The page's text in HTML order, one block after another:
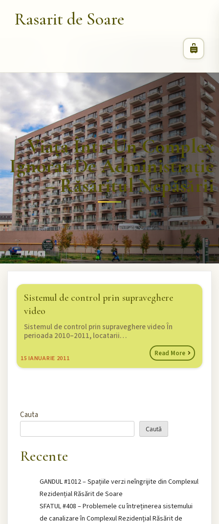
Rasarit de Soare
Viața Într-Un Complex
Ignorat De Administrație
– Răsăritul Nepăsării
Sistemul de control prin supraveghere
video
15 IANUARIE 2011
Sistemul de control prin supraveghere video În
perioada 2010–2011, locatarii…
Read More
Cauta
Caută
Recente
GANDUL #1012 – Spațiile verzi neîngrijite din Complexul
Rezidențial Răsărit de Soare
SFATUL #408 – Problemele cu întreținerea sistemului
de canalizare în Complexul Rezidențial Răsărit de